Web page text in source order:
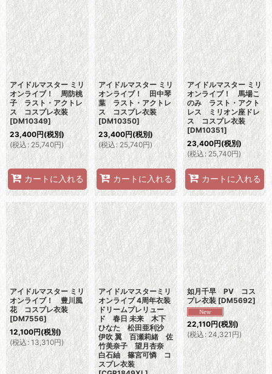
アイドルマスター ミリ
オンライブ！ 周防桃
子 ラスト・アクトレ
ス コスプレ衣装
[DM10349]
23,400円(税別)
(税込: 25,740円)
カートに入れる
アイドルマスター ミリ
オンライブ！ 田中琴
葉 ラスト・アクトレ
ス コスプレ衣装
[DM10350]
23,400円(税別)
(税込: 25,740円)
カートに入れる
アイドルマスター ミリ
オンライブ！ 馬場こ
のみ ラスト・アクト
レス ミリオン座ドレ
ス コスプレ衣装
[DM10351]
23,400円(税別)
(税込: 25,740円)
カートに入れる
アイドルマスター ミリ
オンライブ！ 豊川風
花 コスプレ衣装
[DM7556]
12,100円(税別)
(税込 : 13,310円)
アイドルマスターミリ
オンライブ 4周年衣装
ドリームプレリュー
ド 春日 未来 木下
ひなた 松田亜利沙
伊吹 翼 百瀬莉緒 佐
竹美奈子 望月杏奈
白石紬 篠宮可憐 コ
スプレ衣装
如月千早 PV コス
プレ衣装 [DM5692]
22,110円(税別)
(税込 : 24,321円)